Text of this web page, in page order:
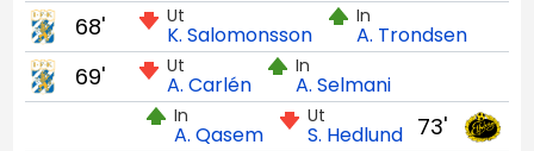
Ut
K. Salomonsson
In
A. Trondsen
68'
Ut
A. Carlén
In
A. Selmani
69'
73'
Ut
S. Hedlund
In
A. Qasem